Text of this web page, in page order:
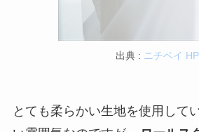
出典 : ニチベイ HP
とても柔らかい生地を使用して